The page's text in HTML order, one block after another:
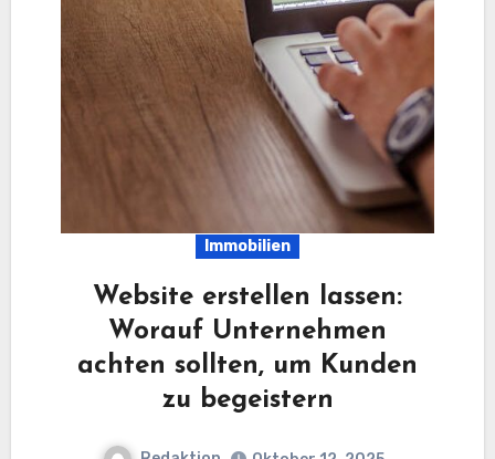
Immobilien
Website erstellen lassen:
Worauf Unternehmen
achten sollten, um Kunden
zu begeistern